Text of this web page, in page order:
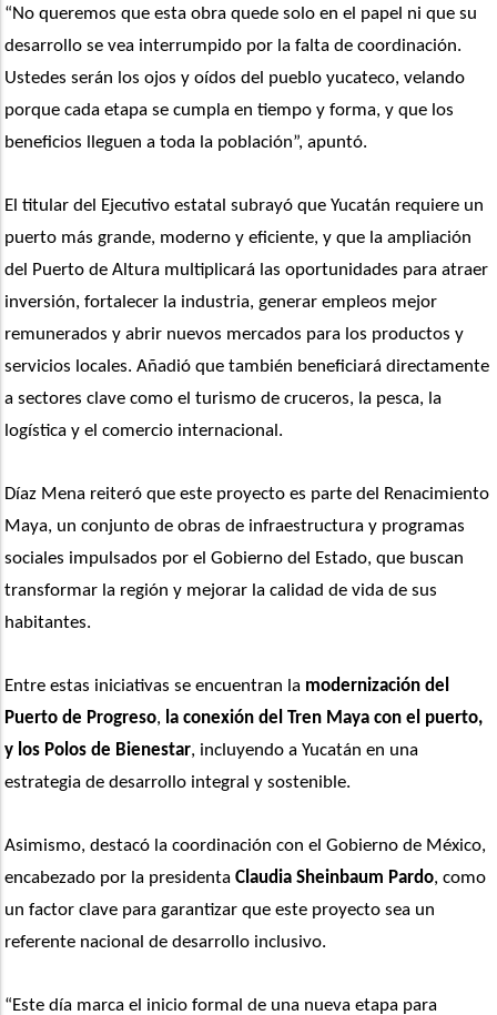
“No queremos que esta obra quede solo en el papel ni que su
desarrollo se vea interrumpido por la falta de coordinación.
Ustedes serán los ojos y oídos del pueblo yucateco, velando
porque cada etapa se cumpla en tiempo y forma, y que los
beneficios lleguen a toda la población”, apuntó.
El titular del Ejecutivo estatal subrayó que Yucatán requiere un
puerto más grande, moderno y eficiente, y que la ampliación
del Puerto de Altura multiplicará las oportunidades para atraer
inversión, fortalecer la industria, generar empleos mejor
remunerados y abrir nuevos mercados para los productos y
servicios locales. Añadió que también beneficiará directamente
a sectores clave como el turismo de cruceros, la pesca, la
logística y el comercio internacional.
Díaz Mena reiteró que este proyecto es parte del Renacimiento
Maya, un conjunto de obras de infraestructura y programas
sociales impulsados por el Gobierno del Estado, que buscan
transformar la región y mejorar la calidad de vida de sus
habitantes.
Entre estas iniciativas se encuentran la modernización del
Puerto de Progreso, la conexión del Tren Maya con el puerto,
y los Polos de Bienestar, incluyendo a Yucatán en una
estrategia de desarrollo integral y sostenible.
Asimismo, destacó la coordinación con el Gobierno de México,
encabezado por la presidenta Claudia Sheinbaum Pardo, como
un factor clave para garantizar que este proyecto sea un
referente nacional de desarrollo inclusivo.
“Este día marca el inicio formal de una nueva etapa para